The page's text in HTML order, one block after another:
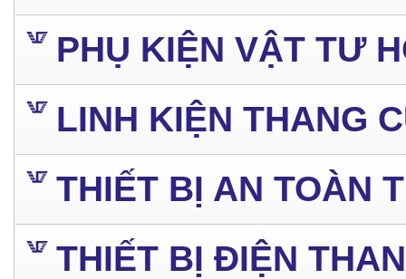
PHỤ KIỆN VẬT TƯ
LINH KIỆN THANG
THIẾT BỊ AN TOÀN
THIẾT BỊ ĐIỆN